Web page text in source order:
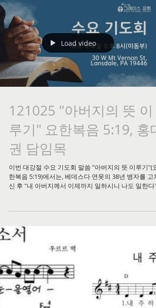
때, 행복의 정의가 완전히 흔들렸습니다—그리고 바로
자리에서, 말구유에 누우신 아기 예수님이 왜 그렇게 오
셨는지를 비로소 이해할 수 있었습니다. 대강절, 예수님
의 오심이 우리에게 무엇을 의미하는지 함께 나누는 이
주 설교 영상을 꼭 보시기 바랍니다. 🙏
Load video
121025 "아버지의 뜻 이
루기" 요한복음 5:19, 홍대
권 담임목
이번 대강절 수요 기도회 말씀 "아버지의 뜻 이루기"(요
한복음 5:19)에서는, 베데스다 연못의 38년 병자를 고치
신 후 "내 아버지께서 이제까지 일하시니 나도 일한다"
온종일 아버지의 손등에 시선을 고정하듯, 예수님은 자
는 일을 보며 따라 행하셨다는 것, 그것이 성육신의 진
의미였습니다. 선교지에서 "내가 여기서 무엇을 해야 하
나"를 먼저 찾았던 자신의 모습을 통해, 주님의 일을 한
하면서 그 주도권을 나에게 두는 것이 영적 탈진의 뿌리
임을 고백하는 이 말씀이, 분주한 대강절 가운데 자아의
엔진을 끄고 아버지와 함께 동행하는 삶으로 우리를 초
합니다. 말씀 전체가 궁금하신 분들은 아래 영상 링크를
통해 꼭 들어보시길 권합니다.